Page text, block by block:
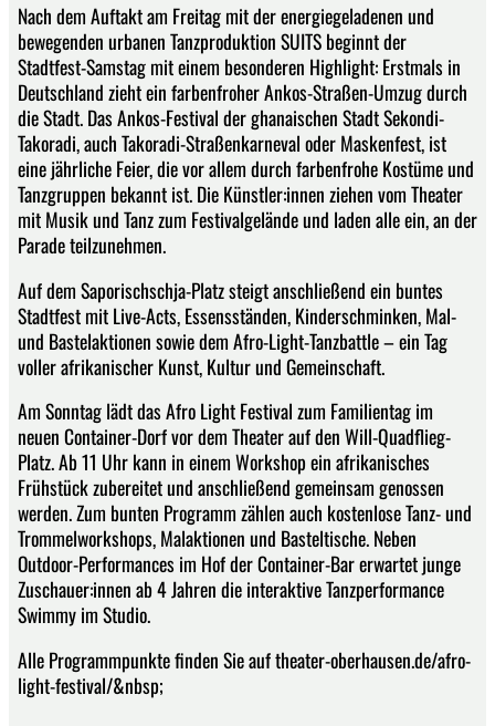
Nach dem Auftakt am Freitag mit der energiegeladenen und
bewegenden urbanen Tanzproduktion SUITS beginnt der
Stadtfest-Samstag mit einem besonderen Highlight: Erstmals in
Deutschland zieht ein farbenfroher Ankos-Straßen-Umzug durch
die Stadt. Das Ankos-Festival der ghanaischen Stadt Sekondi-
Takoradi, auch Takoradi-Straßenkarneval oder Maskenfest, ist
eine jährliche Feier, die vor allem durch farbenfrohe Kostüme und
Tanzgruppen bekannt ist. Die Künstler:innen ziehen vom Theater
mit Musik und Tanz zum Festivalgelände und laden alle ein, an der
Parade teilzunehmen.
Auf dem Saporischschja-Platz steigt anschließend ein buntes
Stadtfest mit Live-Acts, Essensständen, Kinderschminken, Mal-
und Bastelaktionen sowie dem Afro-Light-Tanzbattle – ein Tag
voller afrikanischer Kunst, Kultur und Gemeinschaft.
Am Sonntag lädt das Afro Light Festival zum Familientag im
neuen Container-Dorf vor dem Theater auf den Will-Quadflieg-
Platz. Ab 11 Uhr kann in einem Workshop ein afrikanisches
Frühstück zubereitet und anschließend gemeinsam genossen
werden. Zum bunten Programm zählen auch kostenlose Tanz- und
Trommelworkshops, Malaktionen und Basteltische. Neben
Outdoor-Performances im Hof der Container-Bar erwartet junge
Zuschauer:innen ab 4 Jahren die interaktive Tanzperformance
Swimmy im Studio.
Alle Programmpunkte finden Sie auf theater-oberhausen.de/afro-
light-festival/&nbsp;